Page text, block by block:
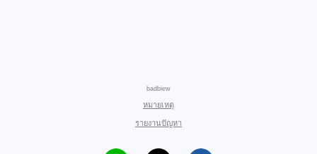
badbiew
หมายเหตุ
รายงานปัญหา